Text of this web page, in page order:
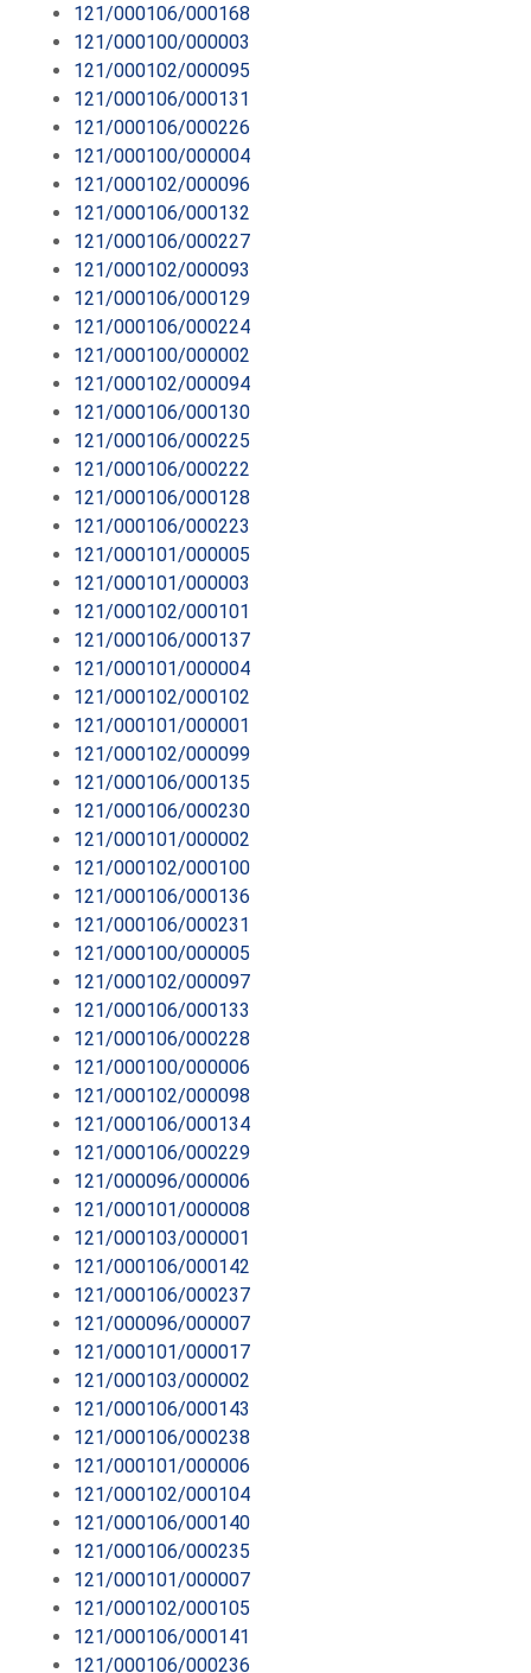
121/000106/000168
121/000100/000003
121/000102/000095
121/000106/000131
121/000106/000226
121/000100/000004
121/000102/000096
121/000106/000132
121/000106/000227
121/000102/000093
121/000106/000129
121/000106/000224
121/000100/000002
121/000102/000094
121/000106/000130
121/000106/000225
121/000106/000222
121/000106/000128
121/000106/000223
121/000101/000005
121/000101/000003
121/000102/000101
121/000106/000137
121/000101/000004
121/000102/000102
121/000101/000001
121/000102/000099
121/000106/000135
121/000106/000230
121/000101/000002
121/000102/000100
121/000106/000136
121/000106/000231
121/000100/000005
121/000102/000097
121/000106/000133
121/000106/000228
121/000100/000006
121/000102/000098
121/000106/000134
121/000106/000229
121/000096/000006
121/000101/000008
121/000103/000001
121/000106/000142
121/000106/000237
121/000096/000007
121/000101/000017
121/000103/000002
121/000106/000143
121/000106/000238
121/000101/000006
121/000102/000104
121/000106/000140
121/000106/000235
121/000101/000007
121/000102/000105
121/000106/000141
121/000106/000236